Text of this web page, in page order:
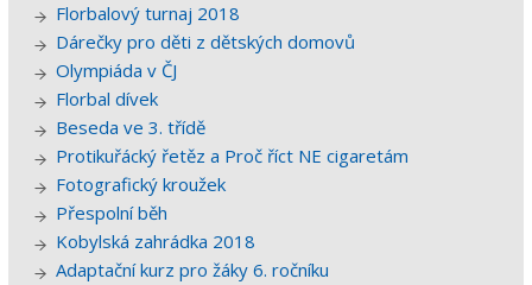
Florbalový turnaj 2018
Dárečky pro děti z dětských domovů
Olympiáda v ČJ
Florbal dívek
Beseda ve 3. třídě
Protikuřácký řetěz a Proč říct NE cigaretám
Fotografický kroužek
Přespolní běh
Kobylská zahrádka 2018
Adaptační kurz pro žáky 6. ročníku